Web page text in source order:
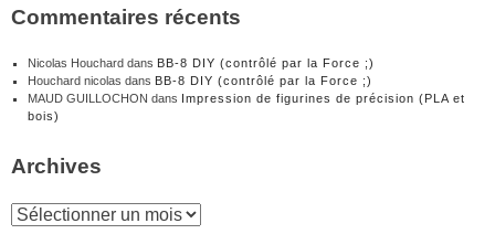
Commentaires récents
Nicolas Houchard dans BB-8 DIY (contrôlé par la Force ;)
Houchard nicolas dans BB-8 DIY (contrôlé par la Force ;)
MAUD GUILLOCHON dans Impression de figurines de précision (PLA et
bois)
Archives
Archives